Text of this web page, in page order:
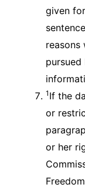
given
reasons
1 If the
or
or her